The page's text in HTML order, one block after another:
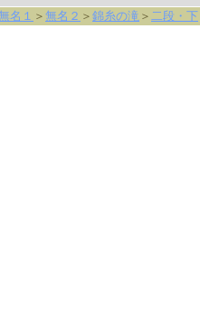
名１ ＞ 無名２ ＞ 錦糸の滝 ＞ 二段・下